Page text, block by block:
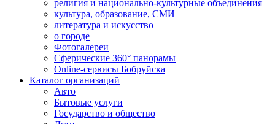
религия и национально-культурные объединения
культура, образование, СМИ
литература и искусство
о городе
Фотогалереи
Сферические 360° панорамы
Online-сервисы Бобруйска
Каталог организаций
Авто
Бытовые услуги
Государство и общество